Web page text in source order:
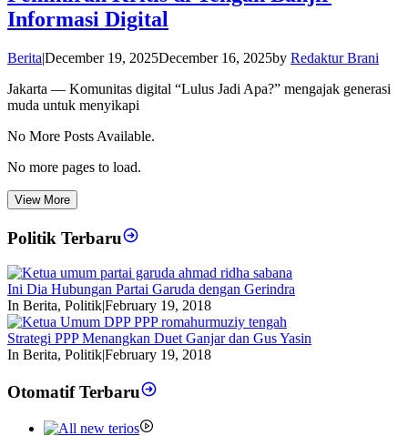
Informasi Digital
Berita|December 19, 2025December 16, 2025by Redaktur Brani
Jakarta — Komunitas digital “Lulus Jadi Apa?” mengajak generasi
muda untuk menyikapi
No More Posts Available.
No more pages to load.
View More
Politik Terbaru
Ini Dia Hubungan Partai Garuda dengan Gerindra
In Berita, Politik|February 19, 2018
Strategi PPP Menangkan Duet Ganjar dan Gus Yasin
In Berita, Politik|February 19, 2018
Otomatif Terbaru